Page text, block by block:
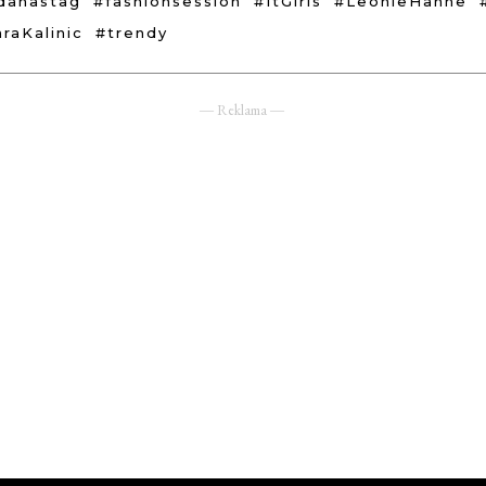
#trendy
― Reklama ―